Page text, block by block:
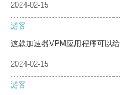
2024-02-15
游客
这款加速器VPM应用程序可以
2024-02-15
游客